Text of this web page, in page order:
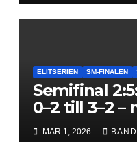
ELITSERIEN SM-FINALEN
Semifinal
0–2 till 3–2 –
längsta
MAR 1, 2026